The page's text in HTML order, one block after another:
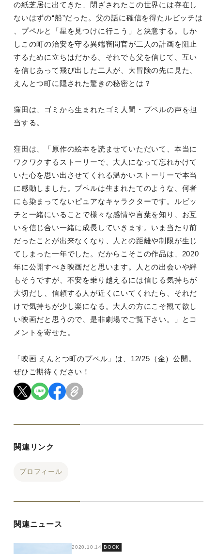
の紙芝居に出てきた、閉ざされたこの世界には存在し
ないはずの“船”だった。父の話に確信を得たルビッチは
、プペルと「星を見つけに行こう」と決意する。しか
しこの町の治安を守る異端審問官が二人の計画を阻止
するために立ちはだかる。それでも父を信じて、互い
を信じあって飛び出した二人が、大冒険の先に見た、
えんとつ町に隠された驚きの秘密とは？
窪田は、ゴミから生まれたゴミ人間・プペルの声を担
当する。
窪田は、「原作の絵本を読ませていただいて、本当に
ワクワクするストーリーで、大人になって忘れかけて
いた心を思い出させてくれる温かいストーリーで本当
に感動しました。プペルは生まれたてのような、何者
にも染まってないピュアなキャラクターです。ルビッ
チと一緒にいることで様々な感情や言葉を知り、お互
いを信じ合い一緒に成長していきます。いま当たり前
だったことが出来なくなり、人との距離や制限が生じ
てしまった一年でした。だからこそこの作品は、2020
年に公開すべき映画だと思います。人との出会いや絆
もそうですが、不安を乗り越えるには信じる気持ちが
大切だし、信頼する人が近くにいてくれたら、それだ
けで気持ちが少し楽になる。大人の方にこそ観て欲し
い映画だと思うので、是非劇場でご覧下さい。」とコ
メントを寄せた。
「映画 えんとつ町のプペル」は、12/25（金）公開。
ぜひご期待ください！
関連リンク
プロフィール
関連ニュース
2020.10.14 BOOK